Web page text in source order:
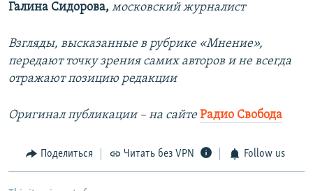
Галина Сидорова, московский журналист
Взгляды, высказанные в рубрике «Мнение»,
передают точку зрения самих авторов и не всегда
отражают позицию редакции
Оригинал публикации – на сайтеРадио Свобода
Поделиться Читать без VPN Follow us